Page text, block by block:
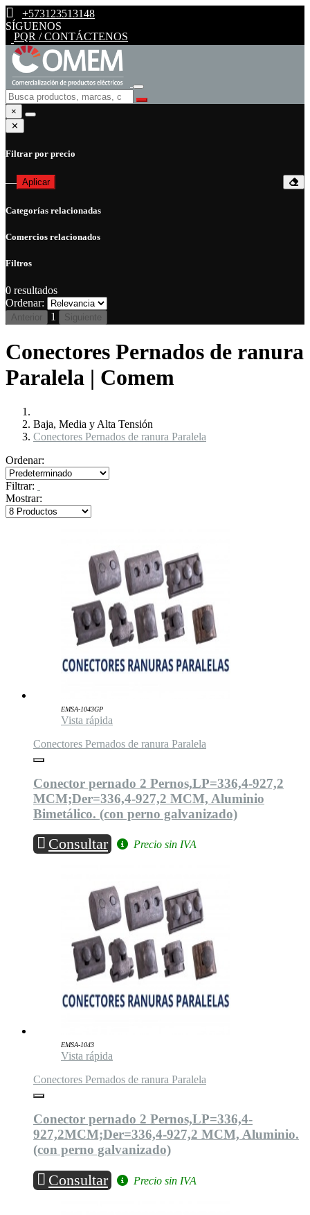
+573123513148
SÍGUENOS
PQR / CONTÁCTENOS
×
✕
Filtrar por precio
— Aplicar
Categorías relacionadas
Comercios relacionados
Filtros
0 resultados
Ordenar:
Anterior 1 Siguiente
Conectores Pernados de ranura
Paralela | Comem
Baja, Media y Alta Tensión
Conectores Pernados de ranura Paralela
Ordenar:
Filtrar:
Mostrar:
EMSA-1043GP
Vista rápida
Conectores Pernados de ranura Paralela
Conector pernado 2 Pernos,LP=336,4-927,2
MCM;Der=336,4-927,2 MCM, Aluminio
Bimetálico. (con perno galvanizado)
Consultar Precio sin IVA
EMSA-1043
Vista rápida
Conectores Pernados de ranura Paralela
Conector pernado 2 Pernos,LP=336,4-
927,2MCM;Der=336,4-927,2 MCM, Aluminio.
(con perno galvanizado)
Consultar Precio sin IVA